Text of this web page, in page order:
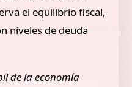
el equilibrio fiscal,
niveles de deuda
de la economía